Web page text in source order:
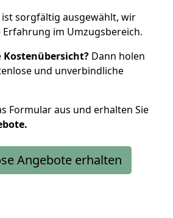
ist sorgfältig ausgewählt, wir
Erfahrung im Umzugsbereich.
Kostenübersicht? Dann holen
und unverbindliche
Formular aus und erhalten Sie
Angebote erhalten